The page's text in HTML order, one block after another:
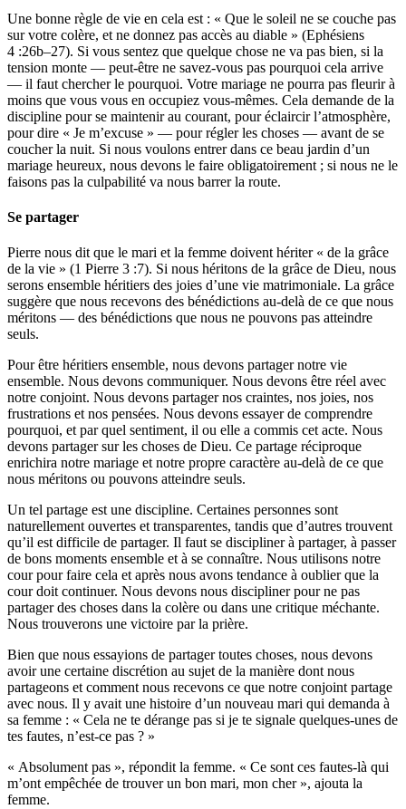
Une bonne règle de vie en cela est : « Que le soleil ne se couche pas
sur votre colère, et ne donnez pas accès au diable » (Ephésiens
4 :26b–27). Si vous sentez que quelque chose ne va pas bien, si la
tension monte — peut-être ne savez-vous pas pourquoi cela arrive
— il faut chercher le pourquoi. Votre mariage ne pourra pas fleurir à
moins que vous vous en occupiez vous-mêmes. Cela demande de la
discipline pour se maintenir au courant, pour éclaircir l’atmosphère,
pour dire « Je m’excuse » — pour régler les choses — avant de se
coucher la nuit. Si nous voulons entrer dans ce beau jardin d’un
mariage heureux, nous devons le faire obligatoirement ; si nous ne le
faisons pas la culpabilité va nous barrer la route.
Se partager
Pierre nous dit que le mari et la femme doivent hériter « de la grâce
de la vie » (1 Pierre 3 :7). Si nous héritons de la grâce de Dieu, nous
serons ensemble héritiers des joies d’une vie matrimoniale. La grâce
suggère que nous recevons des bénédictions au-delà de ce que nous
méritons — des bénédictions que nous ne pouvons pas atteindre
seuls.
Pour être héritiers ensemble, nous devons partager notre vie
ensemble. Nous devons communiquer. Nous devons être réel avec
notre conjoint. Nous devons partager nos craintes, nos joies, nos
frustrations et nos pensées. Nous devons essayer de comprendre
pourquoi, et par quel sentiment, il ou elle a commis cet acte. Nous
devons partager sur les choses de Dieu. Ce partage réciproque
enrichira notre mariage et notre propre caractère au-delà de ce que
nous méritons ou pouvons atteindre seuls.
Un tel partage est une discipline. Certaines personnes sont
naturellement ouvertes et transparentes, tandis que d’autres trouvent
qu’il est difficile de partager. Il faut se discipliner à partager, à passer
de bons moments ensemble et à se connaître. Nous utilisons notre
cour pour faire cela et après nous avons tendance à oublier que la
cour doit continuer. Nous devons nous discipliner pour ne pas
partager des choses dans la colère ou dans une critique méchante.
Nous trouverons une victoire par la prière.
Bien que nous essayions de partager toutes choses, nous devons
avoir une certaine discrétion au sujet de la manière dont nous
partageons et comment nous recevons ce que notre conjoint partage
avec nous. Il y avait une histoire d’un nouveau mari qui demanda à
sa femme : « Cela ne te dérange pas si je te signale quelques-unes de
tes fautes, n’est-ce pas ? »
« Absolument pas », répondit la femme. « Ce sont ces fautes-là qui
m’ont empêchée de trouver un bon mari, mon cher », ajouta la
femme.